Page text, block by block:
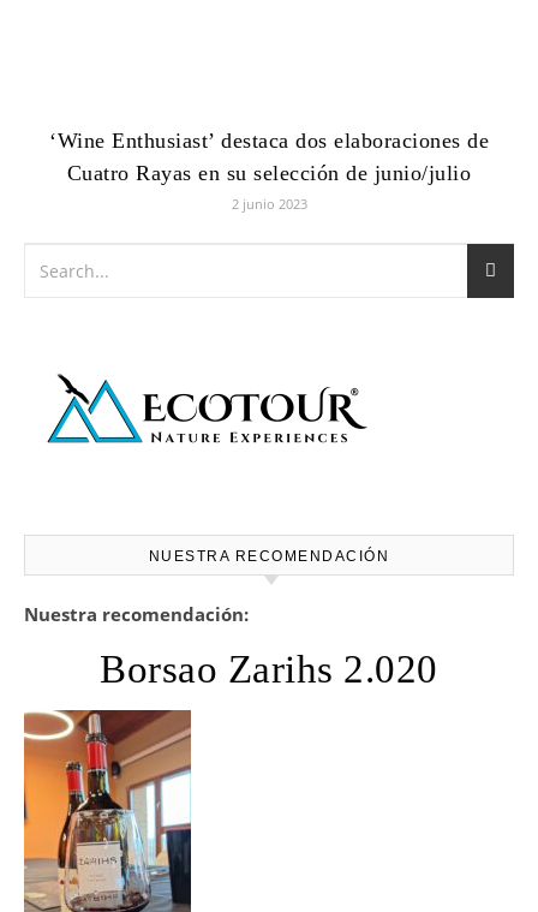
‘Wine Enthusiast’ destaca dos elaboraciones de
Cuatro Rayas en su selección de junio/julio
2 junio 2023
NUESTRA RECOMENDACIÓN
Nuestra recomendación:
Borsao Zarihs 2.020